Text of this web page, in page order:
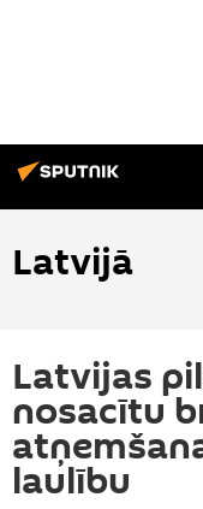
Latvijā
Latvijas
nosacītu
laulību